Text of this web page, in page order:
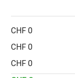
0 CHF
0 CHF
0 CHF